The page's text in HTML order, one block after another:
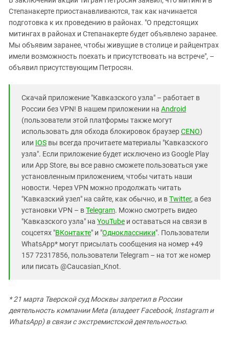
Степанакерте приостанавливаются, так как начинается
подготовка к их проведению в районах. "О предстоящих
митингах в районах и Степанакерте будет объявлено заранее.
Мы объявим заранее, чтобы живущие в столице и райцентрах
имели возможность поехать и присутствовать на встрече", –
объявил присутствующим Петросян.
Скачай приложение "Кавказского узла" – работает в
России без VPN! В нашем приложении на Android
(пользователи этой платформы также могут
использовать для обхода блокировок браузерCENO)
или IOS вы всегда прочитаете материалы "Кавказского
узла". Если приложение будет исключено из Google Play
или App Store, вы все равно сможете пользоваться уже
установленным приложением, чтобы читать наши
новости. Через VPN можно продолжать читать
"Кавказский узел" на сайте, как обычно, и вTwitter, а без
установки VPN – вTelegram. Можно смотреть видео
"Кавказского узла" на YouTube и оставаться на связи в
соцсетях "ВКонтакте" и "Одноклассники". Пользователи
WhatsApp* могут присылать сообщения на номер +49
157 72317856, пользователи Telegram – на тот же номер
или писать @Caucasian_Knot.
* 21 марта Тверской суд Москвы запретил в России
деятельность компании Meta (владеет Facebook, Instagram и
WhatsApp) в связи с экстремистской деятельностью.